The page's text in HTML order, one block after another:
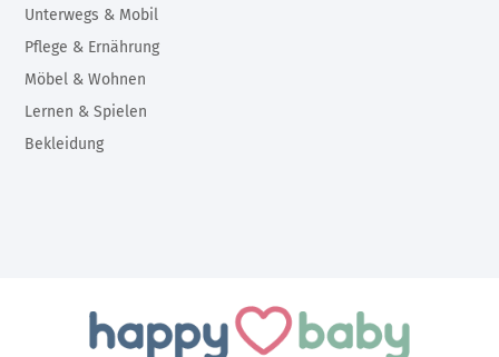
Unterwegs & Mobil
Pflege & Ernährung
Möbel & Wohnen
Lernen & Spielen
Bekleidung